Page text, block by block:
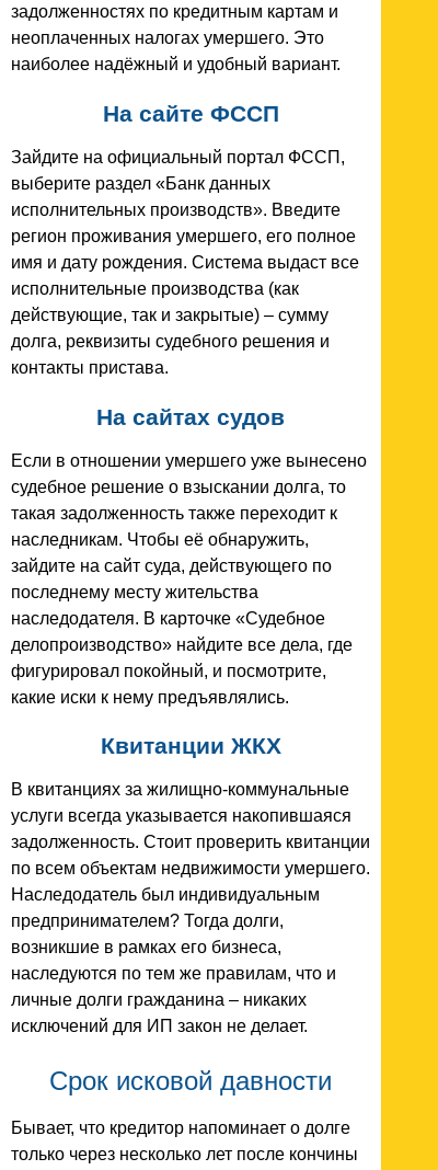
задолженностях по кредитным картам и
неоплаченных налогах умершего. Это
наиболее надёжный и удобный вариант.
На сайте ФССП
Зайдите на официальный портал ФССП,
выберите раздел «Банк данных
исполнительных производств». Введите
регион проживания умершего, его полное
имя и дату рождения. Система выдаст все
исполнительные производства (как
действующие, так и закрытые) – сумму
долга, реквизиты судебного решения и
контакты пристава.
На сайтах судов
Если в отношении умершего уже вынесено
судебное решение о взыскании долга, то
такая задолженность также переходит к
наследникам. Чтобы её обнаружить,
зайдите на сайт суда, действующего по
последнему месту жительства
наследодателя. В карточке «Судебное
делопроизводство» найдите все дела, где
фигурировал покойный, и посмотрите,
какие иски к нему предъявлялись.
Квитанции ЖКХ
В квитанциях за жилищно-коммунальные
услуги всегда указывается накопившаяся
задолженность. Стоит проверить квитанции
по всем объектам недвижимости умершего.
Наследодатель был индивидуальным
предпринимателем? Тогда долги,
возникшие в рамках его бизнеса,
наследуются по тем же правилам, что и
личные долги гражданина – никаких
исключений для ИП закон не делает.
Срок исковой давности
Бывает, что кредитор напоминает о долге
только через несколько лет после кончины